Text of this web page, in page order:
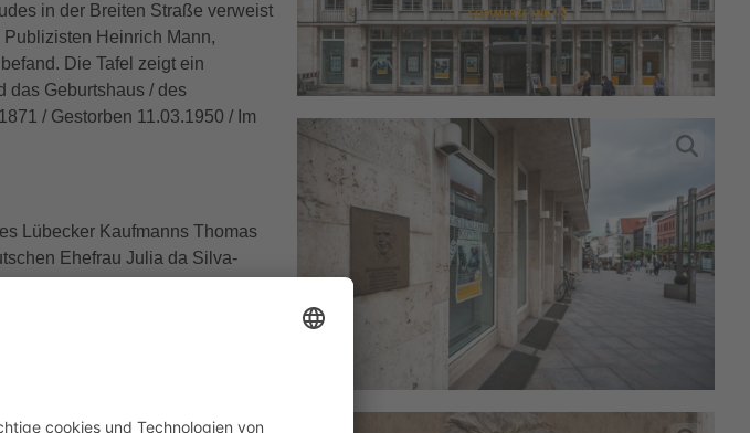
in der Breiten Straße verweist
Heinrich Mann,
Die Tafel zeigt ein
das Geburtshaus / des
/ Gestorben 11.03.1950 / Im
Lübecker Kaufmanns Thomas
Ehefrau Julia da Silva-
Thomas Mann, der es zu
Heinrich erste
und begann dann eine
er in Berlin beim S. Fischer
der Friedrich-Wilhelms-
in den kommenden Jahren